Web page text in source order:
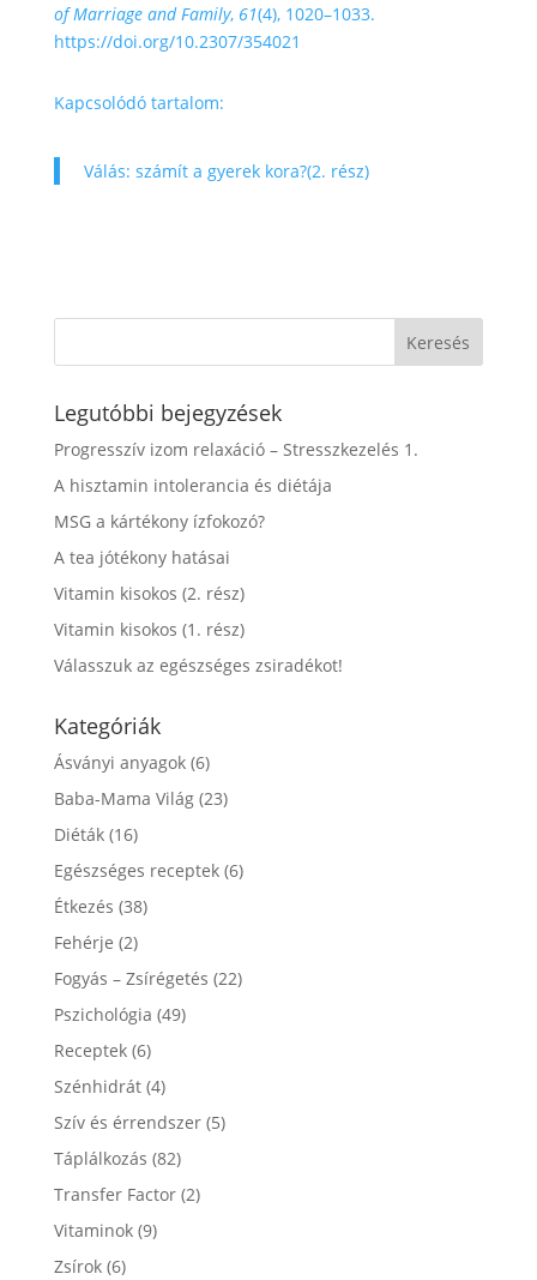
of Marriage and Family, 61(4), 1020–1033.
https://doi.org/10.2307/354021
Kapcsolódó tartalom:
Válás: számít a gyerek kora?(2. rész)
Legutóbbi bejegyzések
Progresszív izom relaxáció – Stresszkezelés 1.
A hisztamin intolerancia és diétája
MSG a kártékony ízfokozó?
A tea jótékony hatásai
Vitamin kisokos (2. rész)
Vitamin kisokos (1. rész)
Válasszuk az egészséges zsiradékot!
Kategóriák
Ásványi anyagok(6)
Baba-Mama Világ(23)
Diéták(16)
Egészséges receptek(6)
Étkezés (38)
Fehérje (2)
Fogyás – Zsírégetés (22)
Pszichológia (49)
Receptek(6)
Szénhidrát(4)
Szív és érrendszer(5)
Táplálkozás (82)
Transfer Factor(2)
Vitaminok(9)
Zsírok(6)